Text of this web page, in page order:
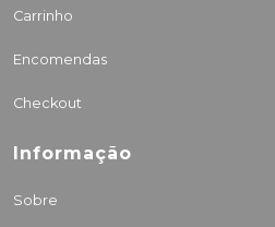
Carrinho
Encomendas
Checkout
Informação
Sobre